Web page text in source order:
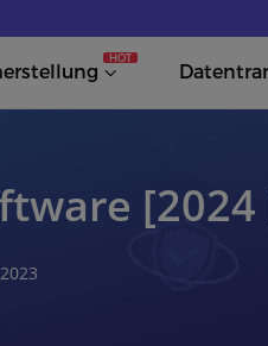
HOT
[2024